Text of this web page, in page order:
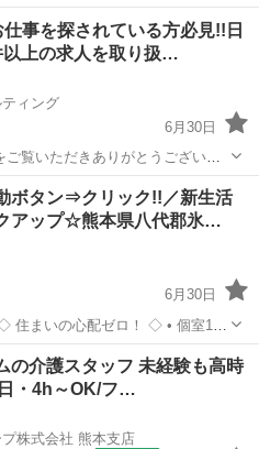
事を探されている方必見!!日
以上の求人を取り扱…
ィング
6月30日
ご覧いただきありがとうございま
取り扱っておりご希望条件やご状
案内いたします!! 応募前に相談だ
フ
ボタン⇒クリック!!／新生活
アップ☆熊本県八代郡氷…
6月30日
サポート • 移動費用...
の介護スタッフ 未経験も高時
・4h～OK/フ…
株式会社 熊本支店